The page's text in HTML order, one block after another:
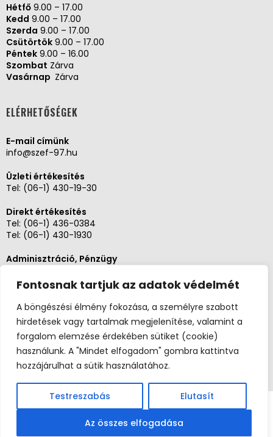
Fontosnak tartjuk az adatok védelmét
A böngészési élmény fokozása, a személyre szabott
hirdetések vagy tartalmak megjelenítése, valamint a
forgalom elemzése érdekében sütiket (cookie)
használunk. A "Mindet elfogadom" gombra kattintva
hozzájárulhat a sütik használatához.
Testreszabás Elutasít
Az összes elfogadása
Hétfő 9.00 – 17.00
Kedd 9.00 – 17.00
Szerda 9.00 – 17.00
Csütörtök 9.00 – 17.00
Péntek 9.00 – 16.00
Szombat Zárva
Vasárnap Zárva
ELÉRHETŐSÉGEK
E-mail címünk
info@szef-97.hu
Üzleti értékesítés
Tel: (06-1) 430-19-30
Direkt értékesítés
Tel: (06-1) 436-0384
Tel: (06-1) 430-1930
Adminisztráció, Pénzügy
Szerviz és karbantartás
Tel: (06-20)3268654
Tel: (06-1) 436-0384
(06-1) 436-0384|info@szef-97.hu